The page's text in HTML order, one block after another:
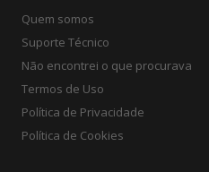
Quem somos
Suporte Técnico
Não encontrei o que procurava
Termos de Uso
Política de Privacidade
Política de Cookies